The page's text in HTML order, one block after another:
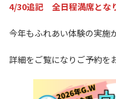
4/30追記 全日程満席とな
今年もふれあい体験の実施
詳細をご覧になりご予約を